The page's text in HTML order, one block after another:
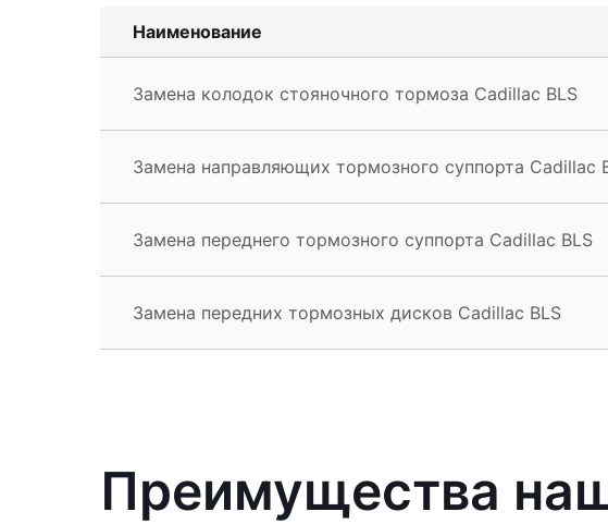
Наименование
Замена колодок стояночного тормоза Cadillac BLS
Замена направляющих тормозного суппорта Cadillac
Замена переднего тормозного суппорта Cadillac BLS
Замена передних тормозных дисков Cadillac BLS
Преимущества